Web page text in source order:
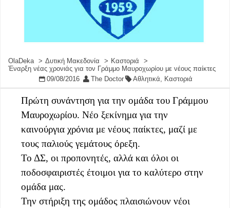
OlaDeka Δυτική Μακεδονία
Καστοριά
Έναρξη νέας χρονιάς για τον Γράμμο Μαυροχωρίου με νέους παίκτες
09/08/2016
The Doctor Αθλητικά Καστοριά
Πρώτη συνάντηση για την ομάδα του Γράμμου
Μαυροχωρίου. Νέο ξεκίνημα για την
καινούργια χρόνια με νέους παίκτες, μαζί με
τους παλιούς γεμάτους όρεξη.
Το ΔΣ, οι προπονητές, αλλά και όλοι οι
ποδοσφαιριστές έτοιμοι για το καλύτερο στην
ομάδα μας.
Την στήριξη της ομάδος πλαισιώνουν νέοι